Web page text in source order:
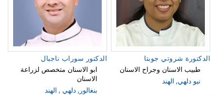
الدكتور سوراب ناجبال
ابو الاسنان متخصص لزراعة
الاسنان
بنغالور, دلهي , الهند
الدكتورة شروتي جوبتا
طبيب الاسنان وجراح الاسنان
نيو دلهي, الهند